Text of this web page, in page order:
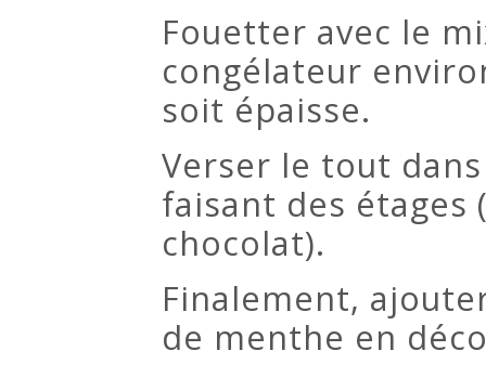
Fouetter avec le
congélateur
soit épaisse.
Verser le tout
faisant des étages
chocolat).
Finalement,
de menthe en